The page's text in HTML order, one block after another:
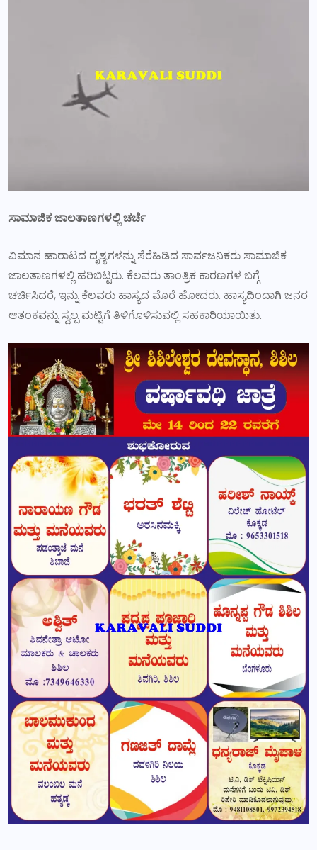
ಸಾಮಾಜಿಕ ಜಾಲತಾಣಗಳಲ್ಲಿ ಚರ್ಚೆ
ವಿಮಾನ ಹಾರಾಟದ ದೃಶ್ಯಗಳನ್ನು ಸೆರೆಹಿಡಿದ ಸಾರ್ವಜನಿಕರು ಸಾಮಾಜಿಕ
ಜಾಲತಾಣಗಳಲ್ಲಿ ಹರಿಬಿಟ್ಟರು. ಕೆಲವರು ತಾಂತ್ರಿಕ ಕಾರಣಗಳ ಬಗ್ಗೆ
ಚರ್ಚಿಸಿದರೆ, ಇನ್ನು ಕೆಲವರು ಹಾಸ್ಯದ ಮೊರೆ ಹೋದರು. ಹಾಸ್ಯದಿಂದಾಗಿ ಜನರ
ಆತಂಕವನ್ನು ಸ್ವಲ್ಪ ಮಟ್ಟಿಗೆ ತಿಳಿಗೊಳಿಸುವಲ್ಲಿ ಸಹಕಾರಿಯಾಯಿತು.